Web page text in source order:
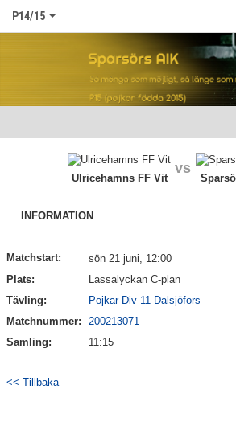
P14/15
Kalender
Matcher
Bildgalleri
Ulricehamns FF Vit
vs
INFORMATION
Matchstart:
sön 21 juni, 12:00
Plats:
Lassalyckan C-plan
Tävling:
Pojkar Div 11 Dalsjöfors
Matchnummer:
200213071
Samling:
11:15
<< Tillbaka